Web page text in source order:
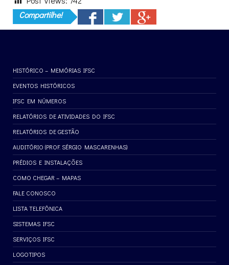
Compartilhe!
HISTÓRICO – MEMÓRIAS IFSC
EVENTOS HISTÓRICOS
IFSC EM NÚMEROS
RELATÓRIOS DE ATIVIDADES DO IFSC
RELATÓRIOS DE GESTÃO
AUDITÓRIO (PROF. SÉRGIO MASCARENHAS)
PRÉDIOS E INSTALAÇÕES
COMO CHEGAR – MAPAS
FALE CONOSCO
LISTA TELEFÔNICA
SISTEMAS IFSC
SERVIÇOS IFSC
LOGOTIPOS